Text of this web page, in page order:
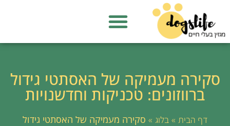
סקירה מעמיקה של האסתטי גידול
ברווזונים: טכניקות וחדשנויות
דף הבית »בלוג » סקירה מעמיקה של האסתטי גידול